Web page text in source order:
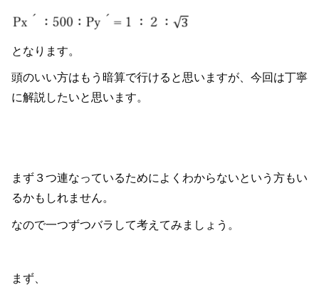
となります。
頭のいい方はもう暗算で行けると思いますが、今回は丁寧
に解説したいと思います。
まず３つ連なっているためによくわからないという方もい
るかもしれません。
なので一つずつバラして考えてみましょう。
まず、